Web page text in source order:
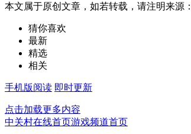
本文属于原创文章，如若转载，请注明来源：
猜你喜欢
最新
精选
相关
手机版阅读 即时更新
点击加载更多内容
中关村在线首页游戏频道首页